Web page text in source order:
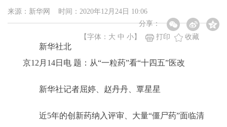
来源：新华网 时间：2020年12月24日 10:06
分享：
【字体： 大 中 小 】 打印 收藏
新华社北
京12月14日电 题：从“一粒药”看“十四五”医改
新华社记者屈婷、赵丹丹、覃星星
近5年的创新药纳入评审、大量“僵尸药”面临清